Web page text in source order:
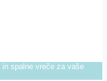
spalne vreče za vaše